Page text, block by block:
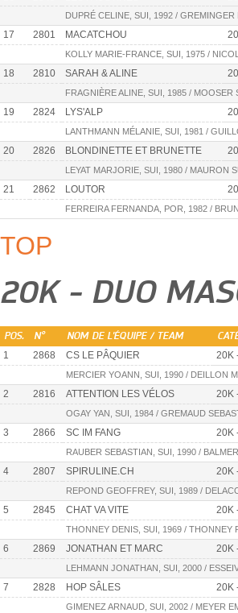
DUPRÉ CELINE, SUI, 1992 / GREMINGER
17 2801 MACATCHOU
KOLLY MARIE-FRANCE, SUI, 1975 /
18 2810 SARAH & ALINE
FRAGNIÈRE ALINE, SUI, 1985 / MOOSER
19 2824 LYS'ALP
LANTHMANN MÉLANIE, SUI, 1981 /
20 2826 BLONDINETTE ET BRUNETTE
LEYAT MARJORIE, SUI, 1980 / MAURON
21 2862 LOUTOR
FERREIRA FERNANDA, POR, 1982 /
TOP
20K - DUO
POS. N° NOM DE L'ÉQUIPE / TEAM
1 2868 CS LE PÂQUIER 20K
MERCIER YOANN, SUI, 1990 / DEILLON
2 2816 ATTENTION LES VÉLOS 20K
OGAY YAN, SUI, 1984 / GREMAUD
3 2866 SC IM FANG 20K
RAUBER SEBASTIAN, SUI, 1990 /
4 2807 SPIRULINE.CH 20K
REPOND GEOFFREY, SUI, 1989 /
5 2845 CHAT VA VITE 20K
THONNEY DENIS, SUI, 1969 / THONNEY
6 2869 JONATHAN ET MARC 20K
LEHMANN JONATHAN, SUI, 2000 /
7 2828 HOP SÂLES 20K
GIMENEZ ARNAUD, SUI, 2002 / MEYER